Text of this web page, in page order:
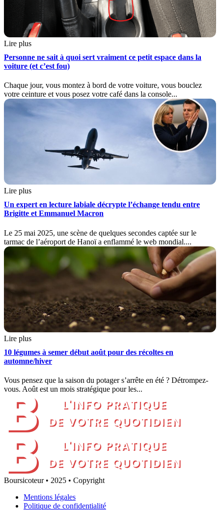
Lire plus
Personne ne sait à quoi sert vraiment ce petit espace dans la
voiture (et c’est fou)
Chaque jour, vous montez à bord de votre voiture, vous bouclez
votre ceinture et vous posez votre café dans la console...
Lire plus
Un expert en lecture labiale décrypte l’échange tendu entre
Brigitte et Emmanuel Macron
Le 25 mai 2025, une scène de quelques secondes captée sur le
tarmac de l’aéroport de Hanoï a enflammé le web mondial....
Lire plus
10 légumes à semer début août pour des récoltes en
automne/hiver
Vous pensez que la saison du potager s’arrête en été ? Détrompez-
vous. Août est un mois stratégique pour les...
Boursicoteur • 2025 • Copyright
Mentions légales
Politique de confidentialité